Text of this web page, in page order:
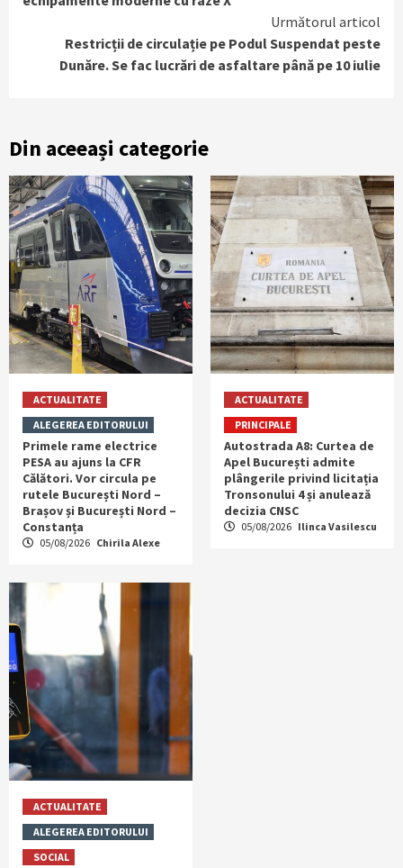
Următorul articol
Restricții de circulație pe Podul Suspendat peste
Dunăre. Se fac lucrări de asfaltare până pe 10 iulie
Din aceeași categorie
ACTUALITATE
ALEGEREA EDITORULUI
Primele rame electrice
PESA au ajuns la CFR
Călători. Vor circula pe
rutele București Nord –
Brașov și București Nord –
Constanța
05/08/2026 Chirila Alexe
ACTUALITATE
PRINCIPALE
Autostrada A8: Curtea de
Apel București admite
plângerile privind licitația
Tronsonului 4 și anulează
decizia CNSC
05/08/2026 Ilinca Vasilescu
ACTUALITATE
ALEGEREA EDITORULUI
SOCIAL